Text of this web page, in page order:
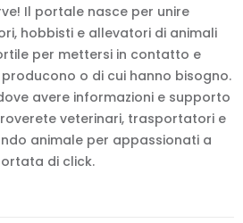
Il portale nasce per unire
hobbisti e allevatori di animali
per mettersi in contatto e
o di cui hanno bisogno.
avere informazioni e supporto
veterinari, trasportatori e
animale per appassionati a
di click.